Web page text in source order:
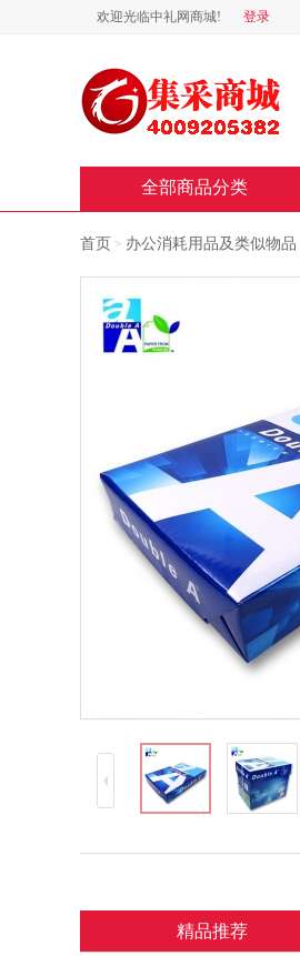
欢迎光临中礼网商城! 登录
全部商品分类
首页 > 办公消耗用品及类似物品
精品推荐